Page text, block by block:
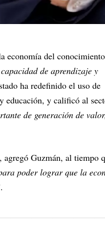
economía del
de aprendizaje y
ha redefinido el uso de
educación, y calificó al
de generación de
, agregó Guzmán, al tiempo
poder lograr que la
.